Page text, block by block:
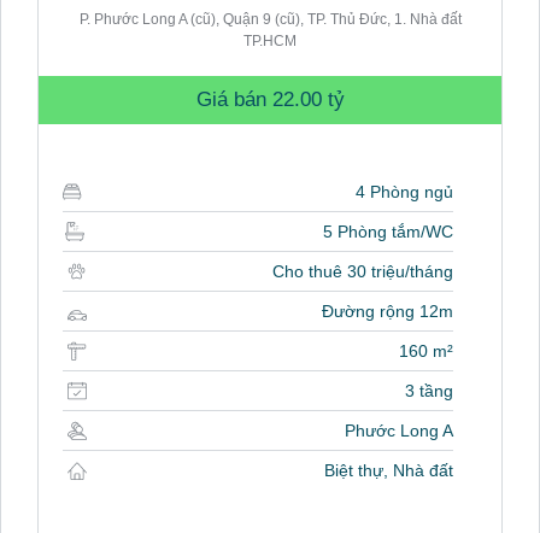
P. Phước Long A (cũ), Quận 9 (cũ), TP. Thủ Đức, 1. Nhà đất
TP.HCM
Giá bán 22.00 tỷ
4 Phòng ngủ
5 Phòng tắm/WC
Cho thuê 30 triệu/tháng
Đường rộng 12m
160 m²
3 tầng
Phước Long A
Biệt thự, Nhà đất